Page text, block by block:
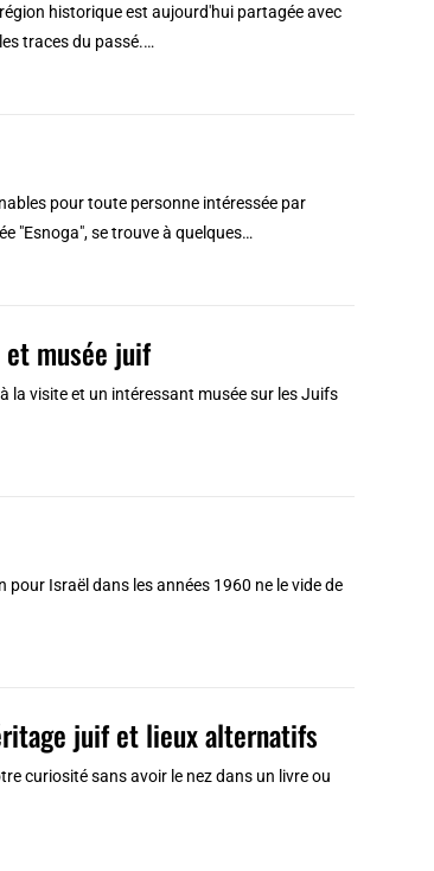
historique est aujourd'hui partagée avec
traces du passé.…
pour toute personne intéressée par
"Esnoga", se trouve à quelques…
et musée juif
la visite et un intéressant musée sur les Juifs
Israël dans les années 1960 ne le vide de
juif et lieux alternatifs
curiosité sans avoir le nez dans un livre ou